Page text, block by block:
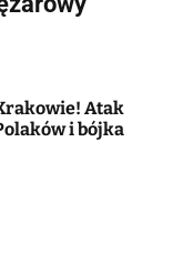
Atak
i bójka